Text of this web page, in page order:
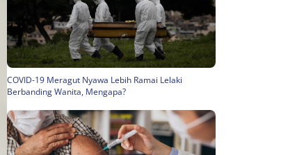
COVID-19 Meragut Nyawa Lebih Ramai Lelaki
Berbanding Wanita, Mengapa?